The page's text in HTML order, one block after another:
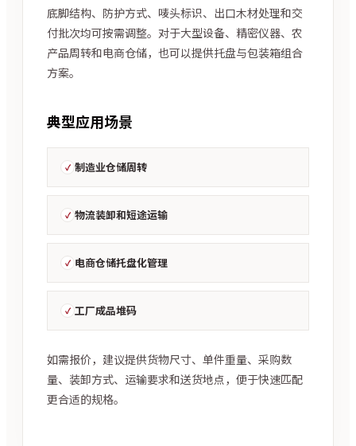
底脚结构、防护方式、唛头标识、出口木材处理和交
付批次均可按需调整。对于大型设备、精密仪器、农
产品周转和电商仓储，也可以提供托盘与包装箱组合
方案。
典型应用场景
制造业仓储周转
物流装卸和短途运输
电商仓储托盘化管理
工厂成品堆码
如需报价，建议提供货物尺寸、单件重量、采购数
量、装卸方式、运输要求和送货地点，便于快速匹配
更合适的规格。